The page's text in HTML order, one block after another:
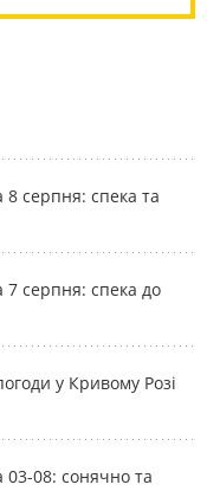
8 серпня: спека та
7 серпня: спека до
у Кривому Розі
03-08: сонячно та